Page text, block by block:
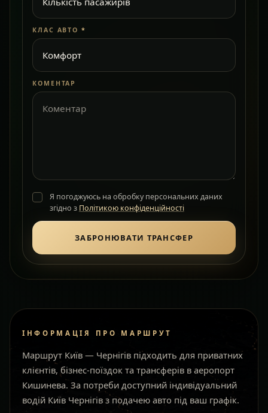
КЛАС АВТО *
КОМЕНТАР
Я погоджуюсь на обробку персональних даних
згідно з Політикою конфіденційності
ЗАБРОНЮВАТИ ТРАНСФЕР
ІНФОРМАЦІЯ ПРО МАРШРУТ
Маршрут Київ — Чернігів підходить для приватних
клієнтів, бізнес-поїздок та трансферів в аеропорт
Кишинева. За потреби доступний індивідуальний
водій Київ Чернігів з подачею авто під ваш графік.